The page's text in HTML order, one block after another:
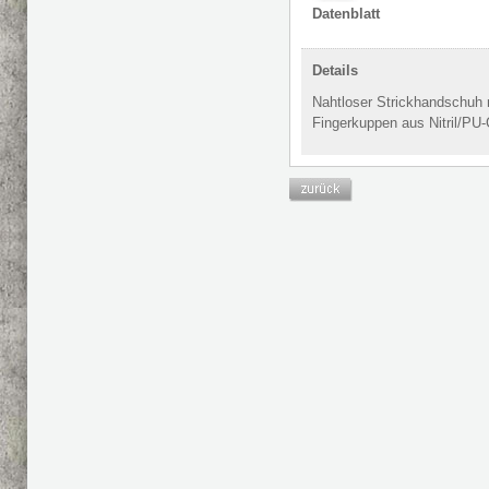
Datenblatt
Details
Nahtloser
Fingerkuppen aus Nitril/